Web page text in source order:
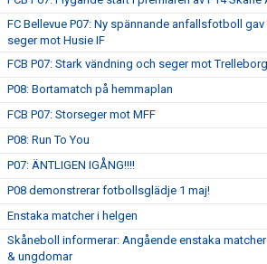
FC Bellevue P07: Ny spännande anfallsfotboll gav
seger mot Husie IF
FCB P07: Stark vändning och seger mot
P08: Bortamatch på hemmaplan
FCB P07: Storseger mot MFF
P08: Run To You
P07: ÄNTLIGEN IGÅNG!!!!
P08 demonstrerar fotbollsglädje 1 maj!
Enstaka matcher i helgen
Skåneboll informerar: Angående enstaka
& ungdomar